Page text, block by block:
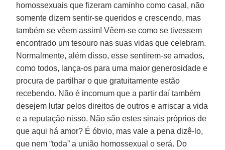
homossexuais que fizeram caminho como casal, não
somente dizem sentir-se queridos e crescendo, mas
também se vêem assim! Vêem-se como se tivessem
encontrado um tesouro nas suas vidas que celebram.
Normalmente, além disso, esse sentirem-se amados,
como todos, lança-os para uma maior generosidade e
procura de partilhar o que gratuitamente estão
recebendo. Não é incomum que a partir daí também
desejem lutar pelos direitos de outros e arriscar a vida
e a reputação nisso. Não são estes sinais próprios de
que aqui há amor? É óbvio, mas vale a pena dizê-lo,
que nem “toda” a união homossexual o será. Do